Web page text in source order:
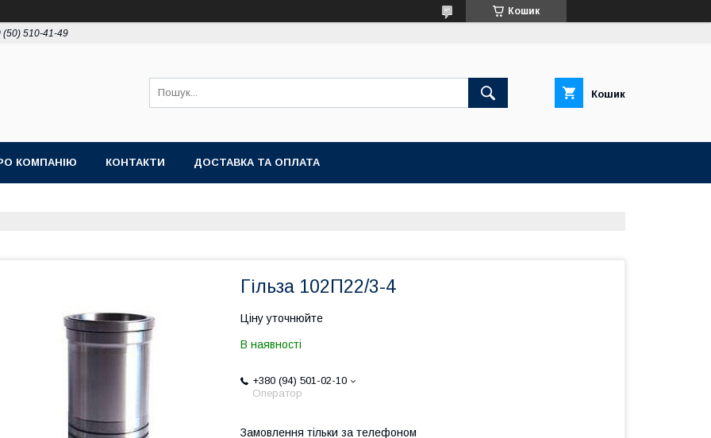
Кошик
(50) 510-41-49
Кошик
КОМПАНІЮ КОНТАКТИ ДОСТАВКА ТА ОПЛАТА
Гільза 102П22/3-4
Ціну уточнюйте
В наявності
+380 (94) 501-02-10
Оператор
Замовлення тільки за телефоном